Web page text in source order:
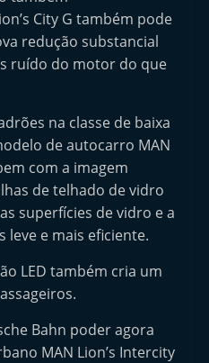
City G também pode
redução substancial
ruído do motor do que
na classe de baixa
de autocarro MAN
com a imagem
de telhado de vidro
superfícies de vidro e a
e mais eficiente.
LED também cria um
Bahn poder agora
MAN Lion’s Intercity